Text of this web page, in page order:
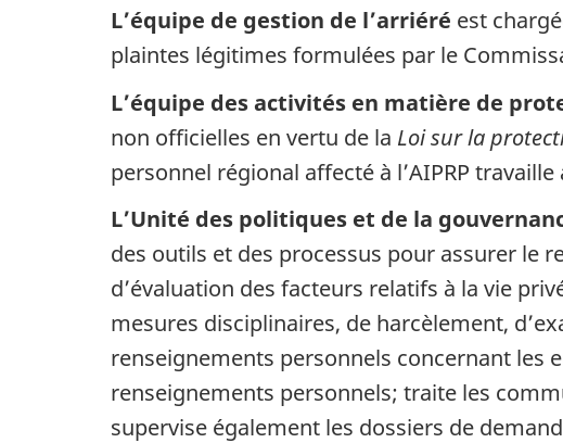
L’équipe de gestion de l’arriéré est
plaintes légitimes formulées par le
L’équipe des activités en matière de
non officielles en vertu de la Loi sur la
personnel régional affecté à l’AIPRP
L’Unité des politiques et de la
des outils et des processus pour assurer le
d’évaluation des facteurs relatifs à la vie
mesures disciplinaires, de harcèlement,
renseignements personnels concernant les
renseignements personnels; traite les
supervise également les dossiers de